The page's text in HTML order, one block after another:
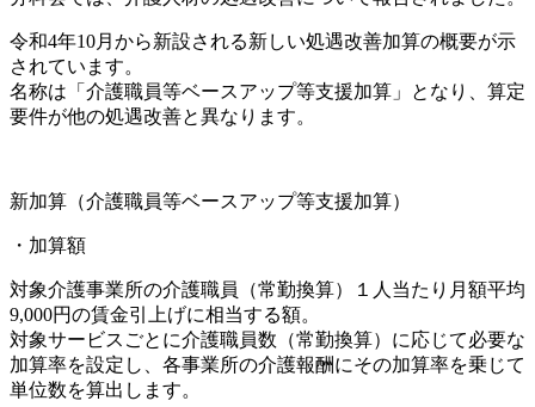
令和4年10月から新設される新しい処遇改善加算の概要が示
されています。
名称は「介護職員等ベースアップ等支援加算」となり、算定
要件が他の処遇改善と異なります。
新加算（介護職員等ベースアップ等支援加算）
・加算額
対象介護事業所の介護職員（常勤換算）１人当たり月額平均
9,000円の賃金引上げに相当する額。
対象サービスごとに介護職員数（常勤換算）に応じて必要な
加算率を設定し、各事業所の介護報酬にその加算率を乗じて
単位数を算出します。